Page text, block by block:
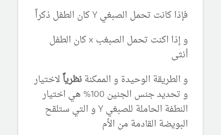
فإذا كانت تحمل الصبغي Y كان الطفل ذكراً
و إذا اكنت تحمل الصبغب x كان الطفل
أنثى
و الطريقة الوحيدة و الممكنةنظرياًلاختيار
و تحديد جنس الجنين 100% هي اختيار
النطفة الحاملة للصبغي Y و التي ستلقح
البويضة القادمة من الأم